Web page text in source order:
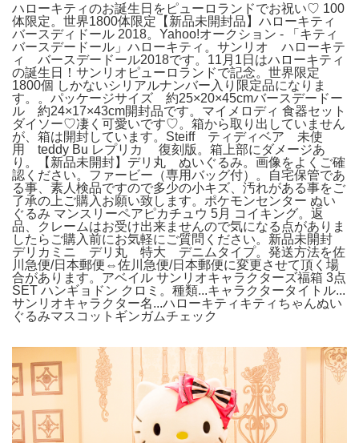
ハローキティのお誕生日をピューロランドでお祝い♡ 100
体限定。世界1800体限定【新品未開封品】ハローキティ
バースディドール 2018。Yahoo!オークション - 「キティ
バースデードール」ハローキティ。サンリオ ハローキテ
ィ バースデードール2018です。11月1日はハローキティ
の誕生日！サンリオピューロランドで記念。世界限定
1800個 しかないシリアルナンバー入り限定品になりま
す。。パッケージサイズ 約25×20×45cmバースデードー
ル 約24×17×43cm開封品です。マイメロディ 食器セット
ダイソー♡凄く可愛いです♡。箱から取り出していません
が、箱は開封しています。Steiff ティディベア 未使
用 teddy Bu レプリカ 復刻版。箱上部にダメージあ
り。【新品未開封】デリ丸 ぬいぐるみ。画像をよくご確
認ください。ファービー（専用バッグ付）。自宅保管であ
る事、素人検品ですので多少の小キズ、汚れがある事をご
了承の上ご購入お願い致します。ポケモンセンター ぬい
ぐるみ マンスリーペアピカチュウ 5月 コイキング。返
品、クレームはお受け出来ませんので気になる点がありま
したらご購入前にお気軽にご質問ください。新品未開封
デリカミニ デリ丸 特大 デニムタイプ。発送方法を佐
川急便/日本郵便⇔佐川急便/日本郵便に変更させて頂く場
合があります。アベイル サンリオキャラクターズ福箱 3点
SET ハンギョドン クロミ。種類...キャラクタータイトル...
サンリオキャラクター名...ハローキティキティちゃんぬい
ぐるみマスコットギンガムチェック